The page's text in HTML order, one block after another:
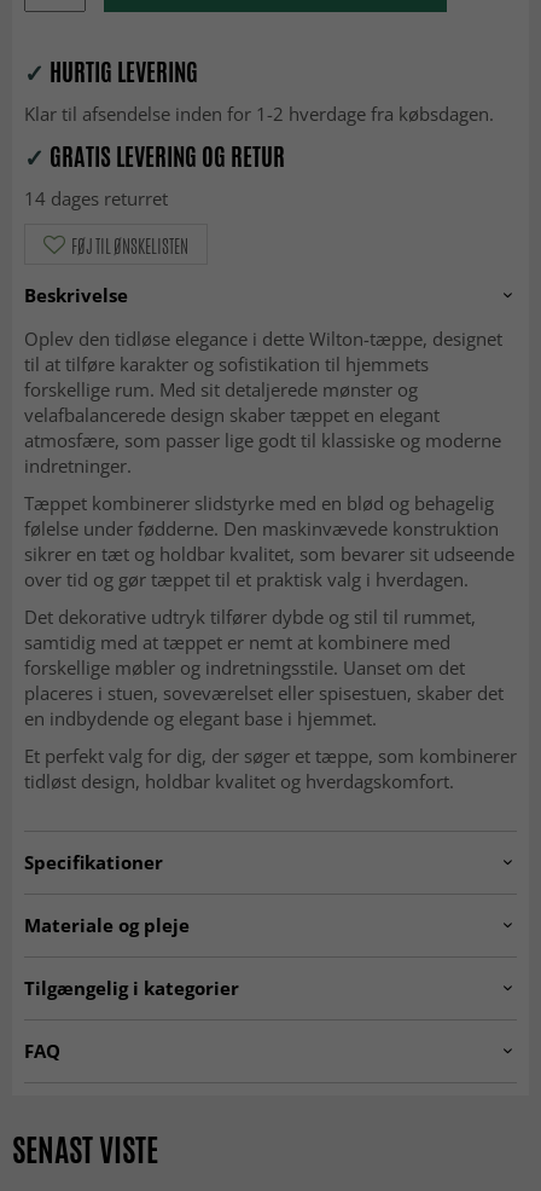
✓ HURTIG LEVERING
Klar til afsendelse inden for 1-2 hverdage fra købsdagen.
✓ GRATIS LEVERING OG RETUR
14 dages returret
FØJ TIL ØNSKELISTEN
Beskrivelse
Oplev den tidløse elegance i dette Wilton-tæppe, designet
til at tilføre karakter og sofistikation til hjemmets
forskellige rum. Med sit detaljerede mønster og
velafbalancerede design skaber tæppet en elegant
atmosfære, som passer lige godt til klassiske og moderne
indretninger.
Tæppet kombinerer slidstyrke med en blød og behagelig
følelse under fødderne. Den maskinvævede konstruktion
sikrer en tæt og holdbar kvalitet, som bevarer sit udseende
over tid og gør tæppet til et praktisk valg i hverdagen.
Det dekorative udtryk tilfører dybde og stil til rummet,
samtidig med at tæppet er nemt at kombinere med
forskellige møbler og indretningsstile. Uanset om det
placeres i stuen, soveværelset eller spisestuen, skaber det
en indbydende og elegant base i hjemmet.
Et perfekt valg for dig, der søger et tæppe, som kombinerer
tidløst design, holdbar kvalitet og hverdagskomfort.
Specifikationer
Størrelser
Egenskaber
Materiale og pleje
MATERIALE
nemt at holde rent og fri for pletter, da polyester er en
Tilgængelig i kategorier
Luxury ☆
Tæpper 160x230 cm
FAQ
indbydende under fødderne.
SENAST VISTE